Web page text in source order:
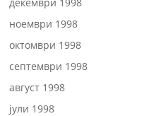
ноември 1998
октомври 1998
септември 1998
август 1998
јули 1998